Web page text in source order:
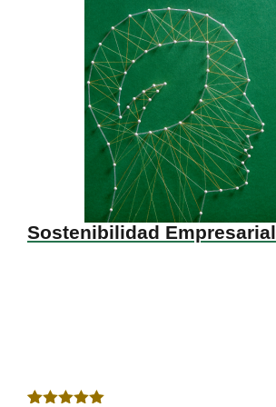
Sostenibilidad Empresarial